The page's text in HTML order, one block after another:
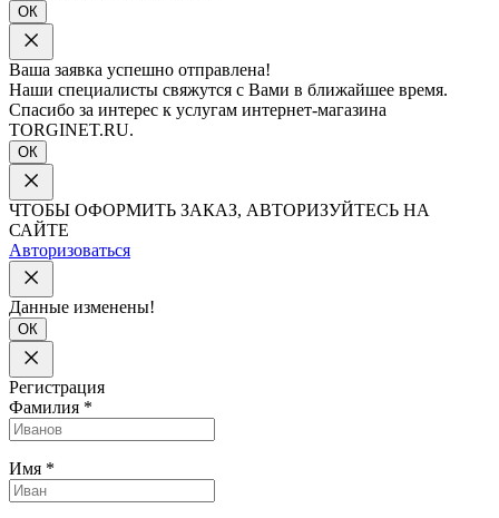
ОК
Ваша заявка успешно отправлена!
Наши специалисты свяжутся с Вами в ближайшее время.
Спасибо за интерес к услугам интернет-магазина
TORGINET.RU.
ОК
ЧТОБЫ ОФОРМИТЬ ЗАКАЗ, АВТОРИЗУЙТЕСЬ НА
САЙТЕ
Авторизоваться
Данные изменены!
ОК
Регистрация
Фамилия *
Имя *